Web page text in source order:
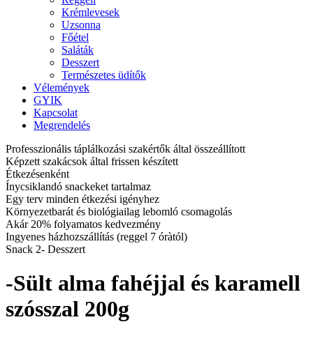
Krémlevesek
Uzsonna
Főétel
Saláták
Desszert
Természetes üdítők
Vélemények
GYIK
Kapcsolat
Megrendelés
Professzionális táplálkozási szakértők által összeállított
Képzett szakácsok által frissen készített
Étkezésenként
Ínycsiklandó snackeket tartalmaz
Egy terv minden étkezési igényhez
Környezetbarát és biológiailag lebomló csomagolás
Akár 20% folyamatos kedvezmény
Ingyenes házhozszállítás (reggel 7 óràtól)
Snack 2- Desszert
-Sült alma fahéjjal és karamell
szósszal 200g